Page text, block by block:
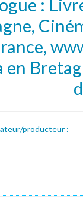
:
en
producteur :